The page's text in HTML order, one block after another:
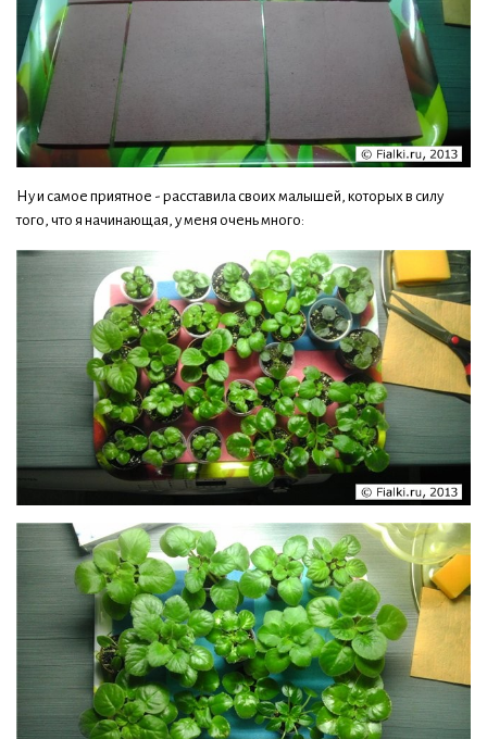
Ну и самое приятное - расставила своих малышей, которых в силу
того, что я начинающая, у меня очень много: